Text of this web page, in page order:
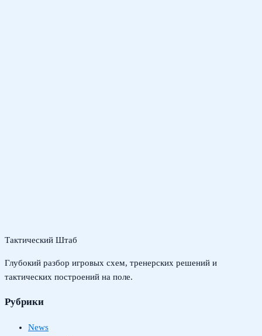
Тактический Штаб
Глубокий разбор игровых схем, тренерских решений и
тактических построений на поле.
Рубрики
News